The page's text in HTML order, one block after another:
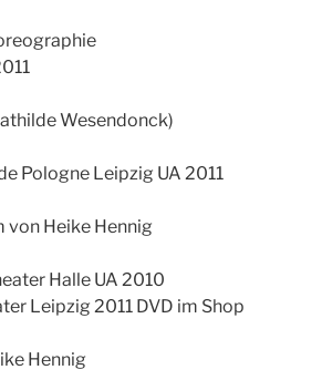
Wesendonck)
Pologne Leipzig UA 2011
von Heike Hennig
Halle UA 2010
Leipzig 2011 DVD im Shop
Hennig